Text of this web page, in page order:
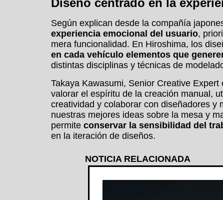
Diseño centrado en la
Según explican desde la compañía
experiencia emocional del usuario,
mera funcionalidad. En Hiroshima, los
en cada vehículo elementos que
distintas disciplinas y técnicas de
Takaya Kawasumi, Senior Creative
valorar el espíritu de la creación manual,
creatividad y colaborar con diseñadores y
nuestras mejores ideas sobre la mesa y
permite conservar la sensibilidad del
en la iteración de diseños.
NOTICIA RELACIONADA